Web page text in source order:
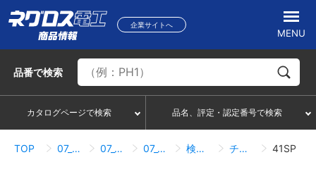
企業サイトへ
MENU
品番で検索
カタログページで検索 品名、評定・認定番号で検索
TOP 07_ハンガー・サポートシステム 07_09_サポートシステム・ネグストラット 07_09_05_チャンネルサポート 検索結果一覧 チャンネルサポート 41SP